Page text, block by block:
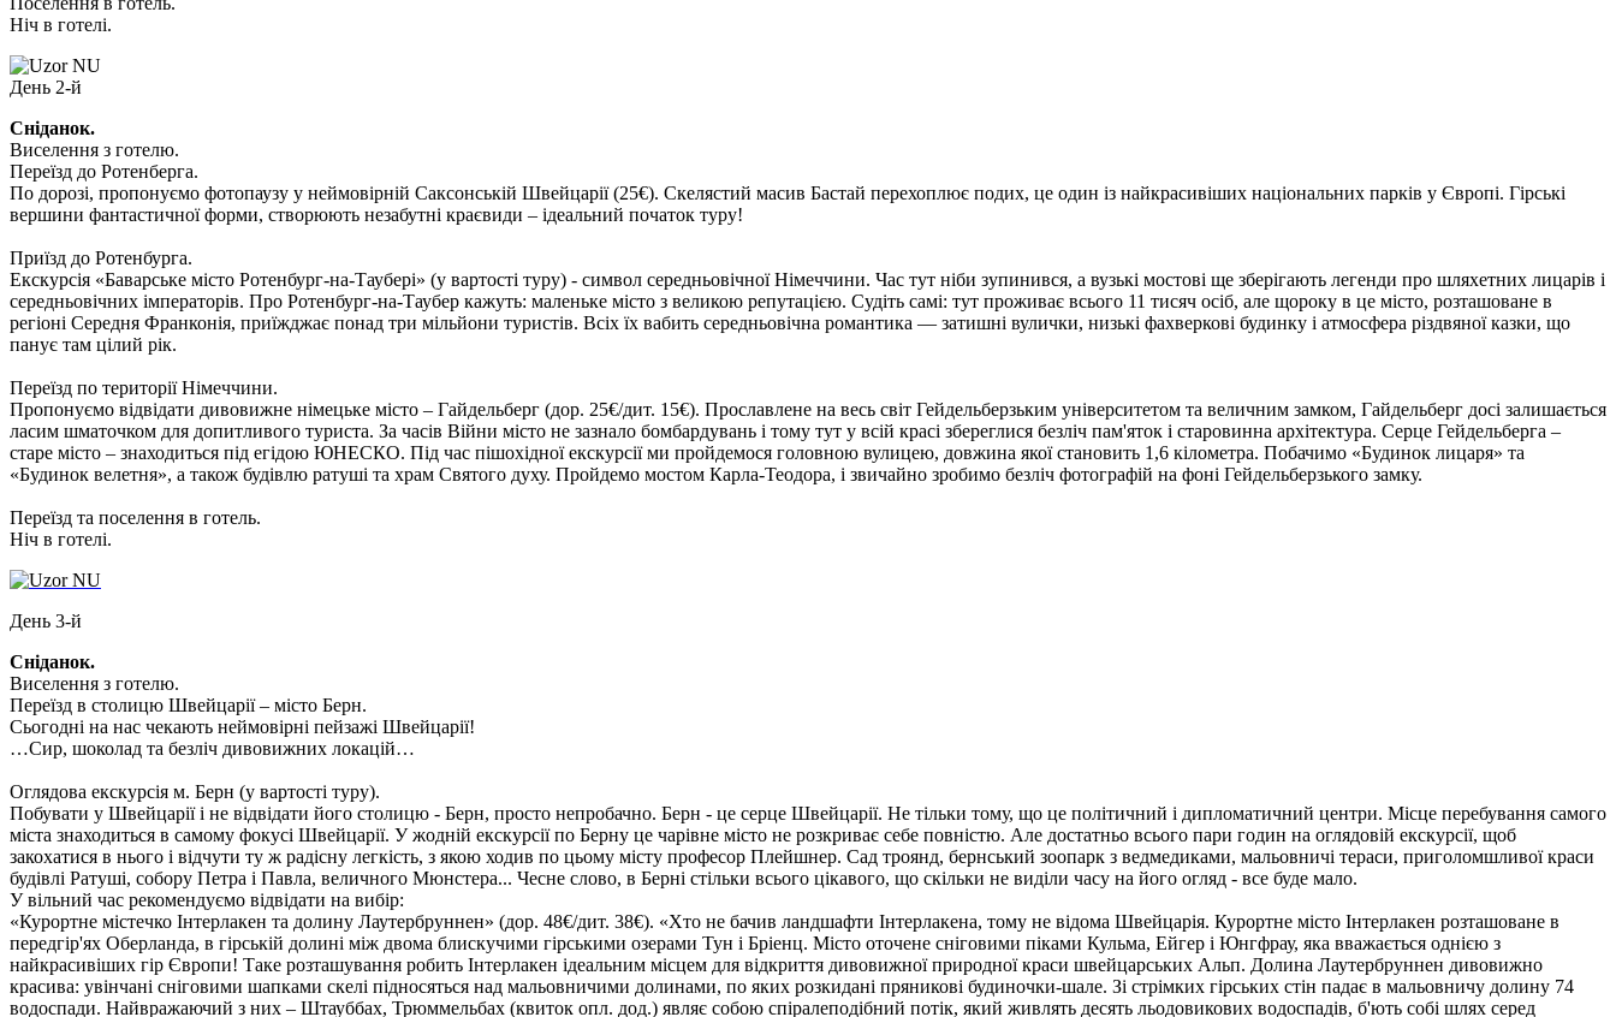
Ніч в готелі.
День 2-й
Сніданок.
Виселення з готелю.
Переїзд до Ротенберга.
По дорозі, пропонуємо фотопаузу у неймовірній Саксонській Швейцарії (25€). Скелястий масив Бастай перехоплює подих, це один із найкрасивіших національних парків у Європі. Гірські
вершини фантастичної форми, створюють незабутні краєвиди – ідеальний початок туру!
Приїзд до Ротенбурга.
Екскурсія «Баварське місто Ротенбург-на-Таубері» (у вартості туру) - символ середньовічної Німеччини. Час тут ніби зупинився, а вузькі мостові ще зберігають легенди про шляхетних лицарів і
середньовічних імператорів. Про Ротенбург-на-Таубер кажуть: маленьке місто з великою репутацією. Судіть самі: тут проживає всього 11 тисяч осіб, але щороку в це місто, розташоване в
регіоні Середня Франконія, приїжджає понад три мільйони туристів. Всіх їх вабить середньовічна романтика — затишні вулички, низькі фахверкові будинку і атмосфера різдвяної казки, що
панує там цілий рік.
Переїзд по території Німеччини.
Пропонуємо відвідати дивовижне німецьке місто – Гайдельберг (дор. 25€/дит. 15€). Прославлене на весь світ Гейдельберзьким університетом та величним замком, Гайдельберг досі залишається
ласим шматочком для допитливого туриста. За часів Війни місто не зазнало бомбардувань і тому тут у всій красі збереглися безліч пам'яток і старовинна архітектура. Серце Гейдельберга –
старе місто – знаходиться під егідою ЮНЕСКО. Під час пішохідної екскурсії ми пройдемося головною вулицею, довжина якої становить 1,6 кілометра. Побачимо «Будинок лицаря» та
«Будинок велетня», а також будівлю ратуші та храм Святого духу. Пройдемо мостом Карла-Теодора, і звичайно зробимо безліч фотографій на фоні Гейдельберзького замку.
Переїзд та поселення в готель.
Ніч в готелі.
День 3-й
Сніданок.
Виселення з готелю.
Переїзд в столицю Швейцарії – місто Берн.
Сьогодні на нас чекають неймовірні пейзажі Швейцарії!
…Сир, шоколад та безліч дивовижних локацій…
Оглядова екскурсія м. Берн (у вартості туру).
Побувати у Швейцарії і не відвідати його столицю - Берн, просто непробачно. Берн - це серце Швейцарії. Не тільки тому, що це політичний і дипломатичний центри. Місце перебування самого
міста знаходиться в самому фокусі Швейцарії. У жодній екскурсії по Берну це чарівне місто не розкриває себе повністю. Але достатньо всього пари годин на оглядовій екскурсії, щоб
закохатися в нього і відчути ту ж радісну легкість, з якою ходив по цьому місту професор Плейшнер. Сад троянд, бернський зоопарк з ведмедиками, мальовничі тераси, приголомшливої краси
будівлі Ратуші, собору Петра і Павла, величного Мюнстера... Чесне слово, в Берні стільки всього цікавого, що скільки не виділи часу на його огляд - все буде мало.
У вільний час рекомендуємо відвідати на вибір:
«Курортне містечко Інтерлакен та долину Лаутербруннен» (дор. 48€/дит. 38€). «Хто не бачив ландшафти Інтерлакена, тому не відома Швейцарія. Курортне місто Інтерлакен розташоване в
передгір'ях Оберланда, в гірській долині між двома блискучими гірськими озерами Тун і Бріенц. Місто оточене сніговими піками Кульма, Ейгер і Юнгфрау, яка вважається однією з
найкрасивіших гір Європи! Таке розташування робить Інтерлакен ідеальним місцем для відкриття дивовижної природної краси швейцарських Альп. Долина Лаутербруннен дивовижно
красива: увінчані сніговими шапками скелі підносяться над мальовничими долинами, по яких розкидані пряникові будиночки-шале. Зі стрімких гірських стін падає в мальовничу долину 74
водоспади. Найвражаючий з них – Штауббах, Трюммельбах (квиток опл. дод.) являє собою спіралеподібний потік, який живлять десять льодовикових водоспадів, б'ють собі шлях серед